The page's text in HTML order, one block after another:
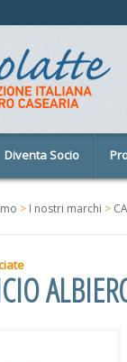
Diventa Socio
> I nostri marchi >